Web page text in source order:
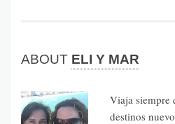
ABOUT ELI Y MAR
Viaja siempre
destinos